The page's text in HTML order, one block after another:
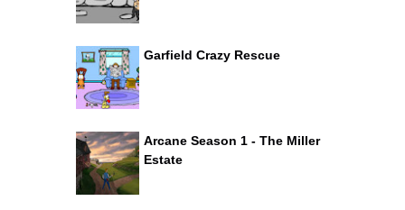
Garfield Crazy Rescue
Arcane Season 1 - The Miller
Estate